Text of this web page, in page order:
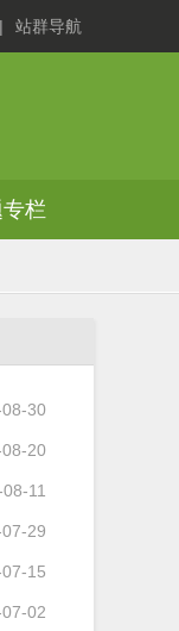
| 站群导航
栏
30
20
11
29
15
02